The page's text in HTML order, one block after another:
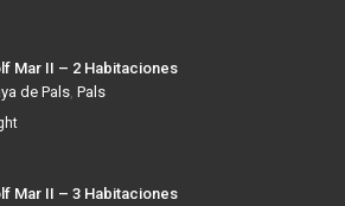
Mar II – 2 Habitaciones
de Pals, Pals
Mar II – 3 Habitaciones